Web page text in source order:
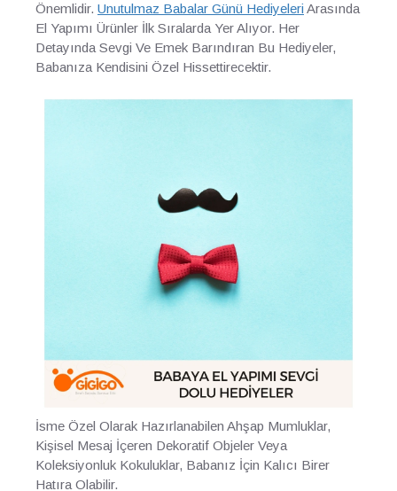
Önemlidir. Unutulmaz Babalar Günü Hediyeleri Arasında
El Yapımı Ürünler İlk Sıralarda Yer Alıyor. Her
Detayında Sevgi Ve Emek Barındıran Bu Hediyeler,
Babanıza Kendisini Özel Hissettirecektir.
İsme Özel Olarak Hazırlanabilen Ahşap Mumluklar,
Kişisel Mesaj İçeren Dekoratif Objeler Veya
Koleksiyonluk Kokuluklar, Babanız İçin Kalıcı Birer
Hatıra Olabilir.